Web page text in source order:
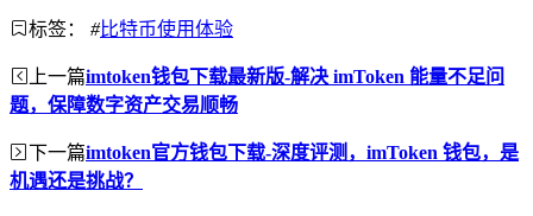
标签： #比特币使用体验
上一篇imtoken钱包下载最新版-解决 imToken 能量不足问
题，保障数字资产交易顺畅
下一篇imtoken官方钱包下载-深度评测，imToken 钱包，是
机遇还是挑战？